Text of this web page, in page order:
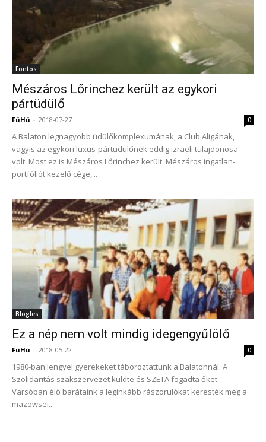
Fontos
Mészáros Lőrinchez került az egykori
pártüdülő
FüHü - 2018-07-27 0
A Balaton legnagyobb üdülőkomplexumának, a Club Aligának,
vagyis az egykori luxus-pártüdülőnek eddig izraeli tulajdonosa
volt. Most ez is Mészáros Lőrinchez került. Mészáros ingatlan-
portfóliót kezelő cége,...
Blogles
Ez a nép nem volt mindig idegengyűlölő
FüHü - 2018-05-22 0
1980-ban lengyel gyerekeket táboroztattunk a Balatonnál. A
Szolidaritás szakszervezet küldte és SZETA fogadta őket.
Varsóban élő barátaink a leginkább rászorulókat keresték meg a
mazowsei...